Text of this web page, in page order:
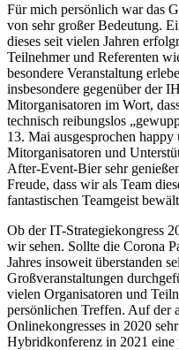
Für mich persönlich war das
von sehr großer Bedeutung.
dieses seit vielen Jahren
Teilnehmer und Referenten
besondere Veranstaltung
insbesondere gegenüber der
Mitorganisatoren im Wort,
technisch reibungslos
13. Mai ausgesprochen
Mitorganisatoren und
After-Event-Bier sehr
Freude, dass wir als Team
fantastischen Teamgeist
Ob der IT-Strategiekongress
wir sehen. Sollte die Corona
Jahres insoweit überstanden
Großveranstaltungen
vielen Organisatoren und
persönlichen Treffen. Auf der
Onlinekongresses in 2020
Hybridkonferenz in 2021 eine